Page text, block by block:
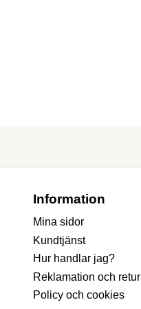
Information
Mina sidor
Kundtjänst
Hur handlar jag?
Reklamation och retur
Policy och cookies